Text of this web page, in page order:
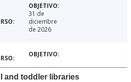
31 de
diciembre
de 2026
and toddler libraries